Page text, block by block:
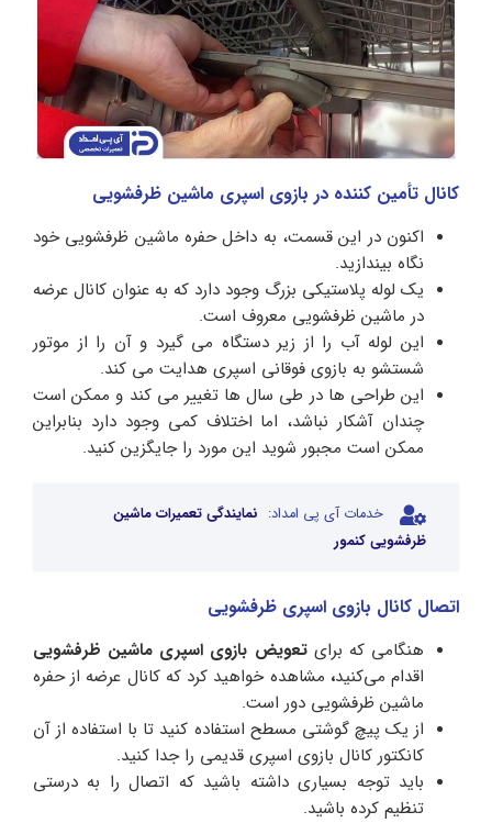
کانال تأمین کننده در بازوی اسپری ماشین ظرفشویی
اکنون در این قسمت، به داخل حفره ماشین ظرفشویی خود
نگاه بیندازید.
یک لوله پلاستیکی بزرگ وجود دارد که به عنوان کانال عرضه
در ماشین ظرفشویی معروف است.
این لوله آب را از زیر دستگاه می گیرد و آن را از موتور
شستشو به بازوی فوقانی اسپری هدایت می کند.
این طراحی ها در طی سال ها تغییر می کند و ممکن است
چندان آشکار نباشد، اما اختلاف کمی وجود دارد بنابراین
ممکن است مجبور شوید این مورد را جایگزین کنید.
خدمات آی پی امداد: نمایندگی تعمیرات ماشین
ظرفشویی کنمور
اتصال کانال بازوی اسپری ظرفشویی
هنگامی که برایتعویض بازوی اسپری ماشین ظرفشویی
اقدام می‌کنید، مشاهده خواهید کرد که کانال عرضه از حفره
ماشین ظرفشویی دور است.
از یک پیچ گوشتی مسطح استفاده کنید تا با استفاده از آن
کانکتور کانال بازوی اسپری قدیمی را جدا کنید.
باید توجه بسیاری داشته باشید که اتصال را به درستی
تنظیم کرده باشید.